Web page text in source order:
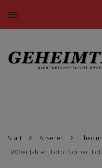
Nichtgeschäftliche
Start Ansehen Theo
1980er Jahren, Foto: Norbert